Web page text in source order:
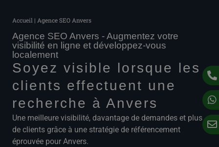
Accueil | Agence SEO Anvers
Agence SEO Anvers - Augmentez votre
visibilité en ligne et développez-vous
localement
Soyez visible lorsque les
clients effectuent une
recherche à Anvers
Une meilleure visibilité, davantage de demandes et plus
de clients grâce à une stratégie de référencement
éprouvée pour Anvers.